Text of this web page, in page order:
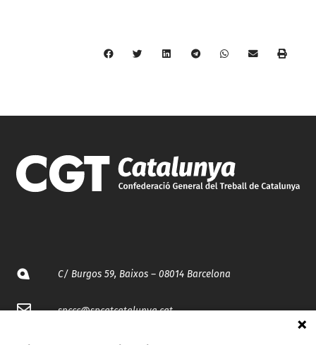
C/ Burgos 59, Baixos – 08014 Barcelona
spccc@spcgtcatalunya.cat